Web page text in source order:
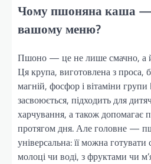
Чому пшоняна каша —
вашому меню?
Пшоно — це не лише смачно, а
Ця крупа, виготовлена з проса,
магній, фосфор і вітаміни
засвоюється, підходить для
харчування, а також допомагає
протягом дня. Але головне —
універсальна: її можна
молоці чи воді, з фруктами чи